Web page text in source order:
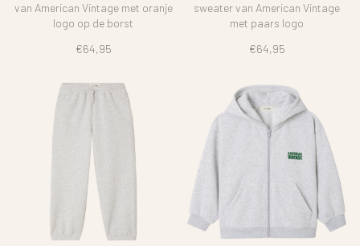
van American Vintage met oranje
logo op de borst
€64,95
sweater van American Vintage
met paars logo
€64,95